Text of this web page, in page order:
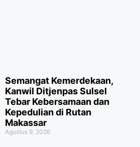
Semangat Kemerdekaan,
Kanwil Ditjenpas Sulsel
Tebar Kebersamaan dan
Kepedulian di Rutan
Makassar
Agustus 9, 2026